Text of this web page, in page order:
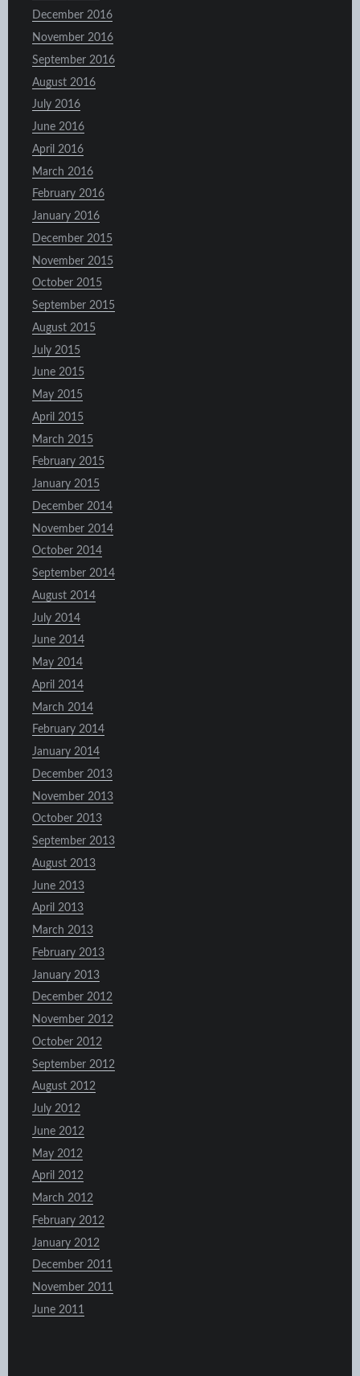
December 2016
November 2016
September 2016
August 2016
July 2016
June 2016
April 2016
March 2016
February 2016
January 2016
December 2015
November 2015
October 2015
September 2015
August 2015
July 2015
June 2015
May 2015
April 2015
March 2015
February 2015
January 2015
December 2014
November 2014
October 2014
September 2014
August 2014
July 2014
June 2014
May 2014
April 2014
March 2014
February 2014
January 2014
December 2013
November 2013
October 2013
September 2013
August 2013
June 2013
April 2013
March 2013
February 2013
January 2013
December 2012
November 2012
October 2012
September 2012
August 2012
July 2012
June 2012
May 2012
April 2012
March 2012
February 2012
January 2012
December 2011
November 2011
June 2011